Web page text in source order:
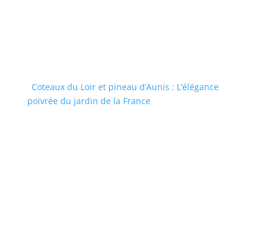
Coteaux du Loir et pineau d’Aunis : L’élégance
poivrée du jardin de la France